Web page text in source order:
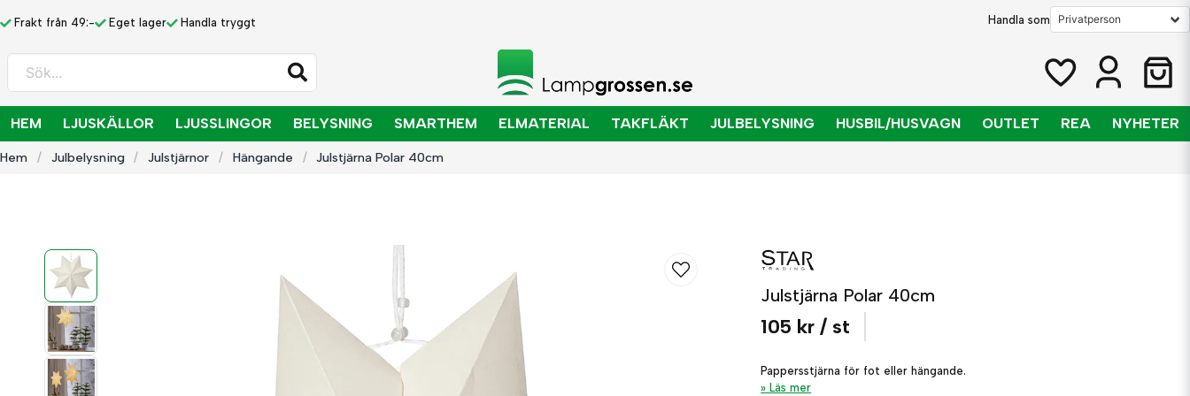
Frakt från 49:- Eget lager Handla tryggt Handla som
Sök...
HEM LJUSKÄLLOR LJUSSLINGOR BELYSNING SMARTHEM ELMATERIAL TAKFLÄKT JULBELYSNING HUSBIL/HUSVAGN OUTLET REA NYHETER
Hem Julbelysning Julstjärnor Hängande Julstjärna Polar 40cm
Julstjärna Polar 40cm
105 kr / st
Pappersstjärna för fot eller hängande.
Läs mer